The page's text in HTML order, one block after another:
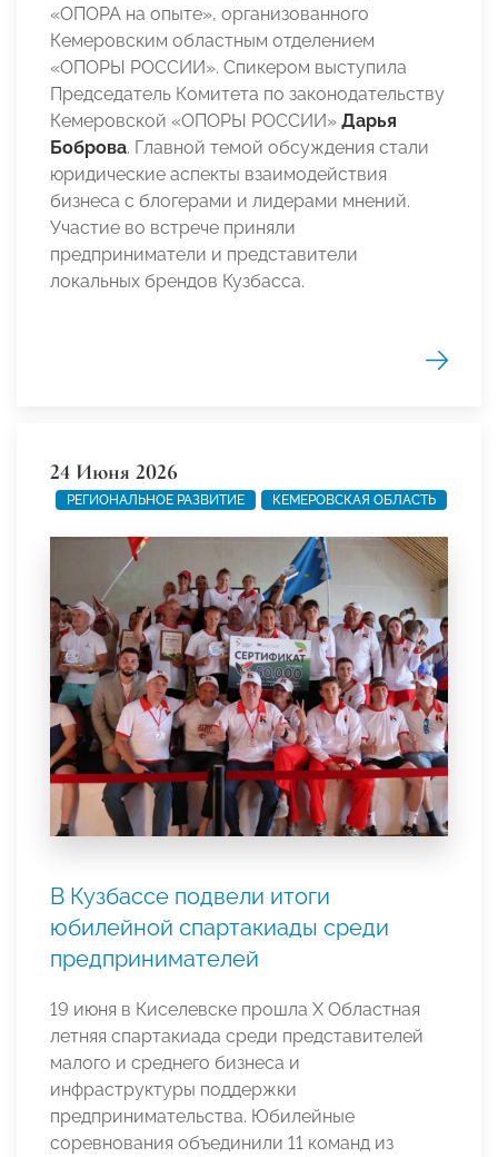
«ОПОРА на опыте», организованного
Кемеровским областным отделением
«ОПОРЫ РОССИИ». Спикером выступила
Председатель Комитета по законодательству
Кемеровской «ОПОРЫ РОССИИ» Дарья
Боброва. Главной темой обсуждения стали
юридические аспекты взаимодействия
бизнеса с блогерами и лидерами мнений.
Участие во встрече приняли
предприниматели и представители
локальных брендов Кузбасса.
24 Июня 2026
РЕГИОНАЛЬНОЕ РАЗВИТИЕ КЕМЕРОВСКАЯ ОБЛАСТЬ
В Кузбассе подвели итоги
юбилейной спартакиады среди
предпринимателей
19 июня в Киселевске прошла X Областная
летняя спартакиада среди представителей
малого и среднего бизнеса и
инфраструктуры поддержки
предпринимательства. Юбилейные
соревнования объединили 11 команд из